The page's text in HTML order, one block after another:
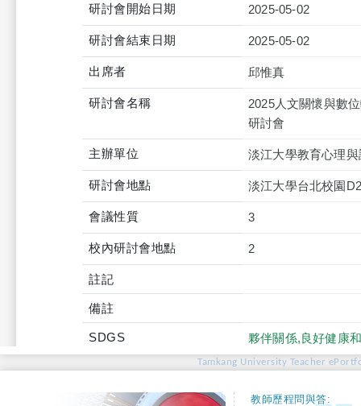
研討會開始日期 2025-05-02
研討會結束日期 2025-05-02
出席者 邱惟真
研討會名稱
2025人文關懷與數
研討會
主辦單位 淡江大學教育心理
研討會地點 淡江大學台北校園
會議性質 3
校內研討會地點 2
註記
備註
SDGS 夥伴關係,良好健康
Tamkang University Teacher
教師歷程問與答: